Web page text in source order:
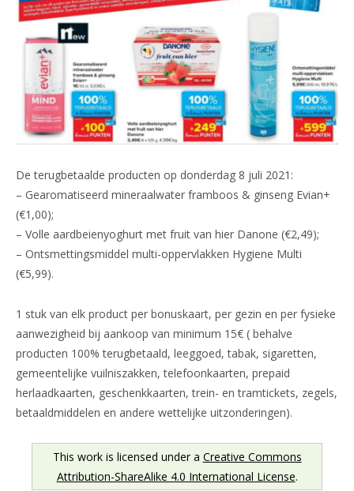
De terugbetaalde producten op donderdag 8 juli 2021:
– Gearomatiseerd mineraalwater framboos & ginseng Evian+
(€1,00);
– Volle aardbeienyoghurt met fruit van hier Danone (€2,49);
– Ontsmettingsmiddel multi-oppervlakken Hygiene Multi
(€5,99).
1 stuk van elk product per bonuskaart, per gezin en per fysieke
aanwezigheid bij aankoop van minimum 15€ ( behalve
producten 100% terugbetaald, leeggoed, tabak, sigaretten,
gemeentelijke vuilniszakken, telefoonkaarten, prepaid
herlaadkaarten, geschenkkaarten, trein- en tramtickets, zegels,
betaaldmiddelen en andere wettelijke uitzonderingen).
This work is licensed under a Creative Commons
Attribution-ShareAlike 4.0 International License.